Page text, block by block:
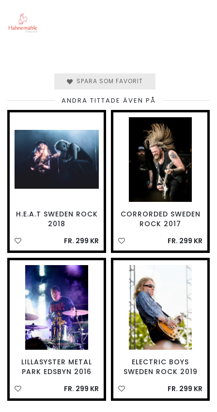
SPARA SOM FAVORIT
ANDRA TITTADE ÄVEN PÅ
H.E.A.T SWEDEN ROCK
2018
FR. 299 KR
CORRORDED SWEDEN
ROCK 2017
FR. 299 KR
LILLASYSTER METAL
PARK EDSBYN 2016
FR. 299 KR
ELECTRIC BOYS
SWEDEN ROCK 2019
FR. 299 KR